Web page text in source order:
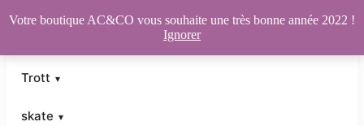
Trott
skate
Votre boutique AC&CO vous souhaite une très bonne année 2022 !
Ignorer